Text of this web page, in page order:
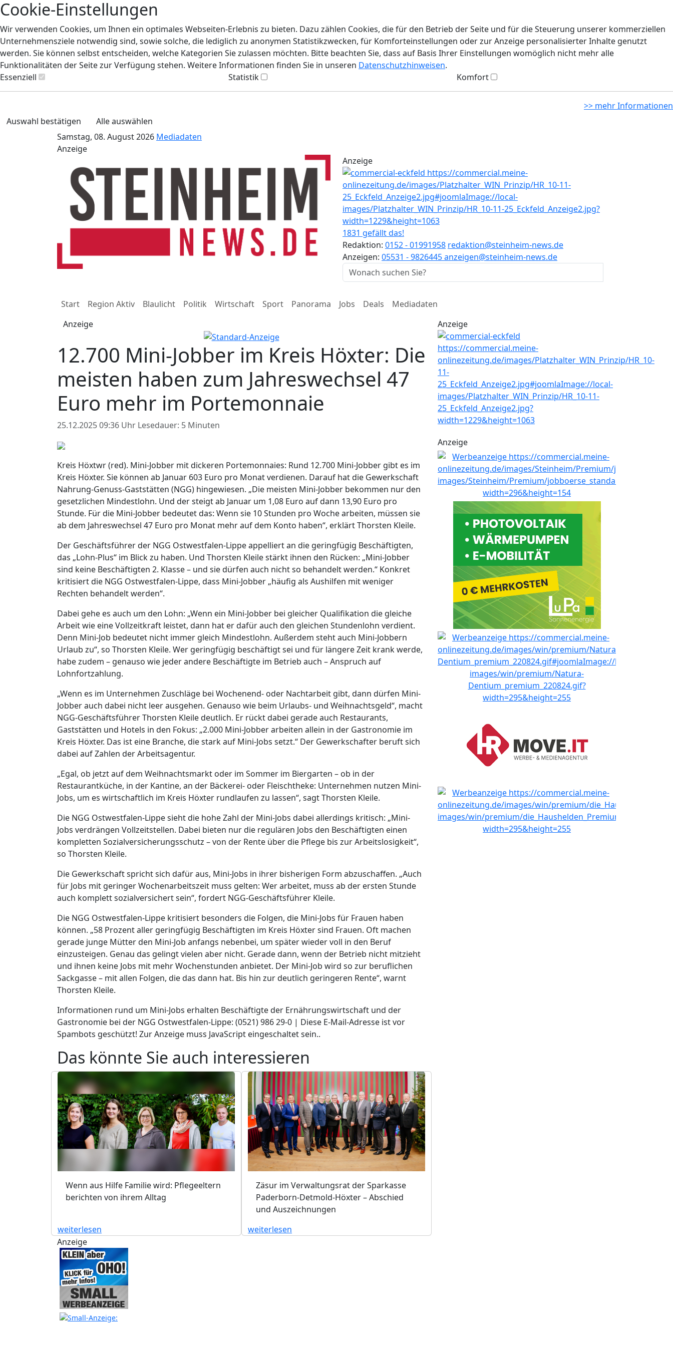
Cookie-Einstellungen
Wir verwenden Cookies, um Ihnen ein optimales Webseiten-Erlebnis zu bieten. Dazu zählen Cookies, die für den Betrieb der Seite und für die Steuerung unserer kommerziellen
Unternehmensziele notwendig sind, sowie solche, die lediglich zu anonymen Statistikzwecken, für Komforteinstellungen oder zur Anzeige personalisierter Inhalte genutzt
werden. Sie können selbst entscheiden, welche Kategorien Sie zulassen möchten. Bitte beachten Sie, dass auf Basis Ihrer Einstellungen womöglich nicht mehr alle
Funktionalitäten der Seite zur Verfügung stehen. Weitere Informationen finden Sie in unseren Datenschutzhinweisen.
Essenziell
Statistik Komfort
>> mehr Informationen
Auswahl bestätigen
Alle auswählen
Samstag, 08. August 2026 Mediadaten
Anzeige
Anzeige
1831 gefällt das!
Redaktion: 0152 - 01991958 redaktion@steinheim-news.de
Anzeigen: 05531 - 9826445anzeigen@steinheim-news.de
Start Region Aktiv Blaulicht Politik Wirtschaft Sport Panorama Jobs Deals
Mediadaten
Anzeige
12.700 Mini-Jobber im Kreis Höxter: Die
meisten haben zum Jahreswechsel 47
Euro mehr im Portemonnaie
25.12.2025 09:36 Uhr Lesedauer: 5 Minuten
Kreis Höxtwr (red). Mini-Jobber mit dickeren Portemonnaies: Rund 12.700 Mini-Jobber gibt es im
Kreis Höxter. Sie können ab Januar 603 Euro pro Monat verdienen. Darauf hat die Gewerkschaft
Nahrung-Genuss-Gaststätten (NGG) hingewiesen. „Die meisten Mini-Jobber bekommen nur den
gesetzlichen Mindestlohn. Und der steigt ab Januar um 1,08 Euro auf dann 13,90 Euro pro
Stunde. Für die Mini-Jobber bedeutet das: Wenn sie 10 Stunden pro Woche arbeiten, müssen sie
ab dem Jahreswechsel 47 Euro pro Monat mehr auf dem Konto haben“, erklärt Thorsten Kleile.
Der Geschäftsführer der NGG Ostwestfalen-Lippe appelliert an die geringfügig Beschäftigten,
das „Lohn-Plus“ im Blick zu haben. Und Thorsten Kleile stärkt ihnen den Rücken: „Mini-Jobber
sind keine Beschäftigten 2. Klasse – und sie dürfen auch nicht so behandelt werden.“ Konkret
kritisiert die NGG Ostwestfalen-Lippe, dass Mini-Jobber „häufig als Aushilfen mit weniger
Rechten behandelt werden“.
Dabei gehe es auch um den Lohn: „Wenn ein Mini-Jobber bei gleicher Qualifikation die gleiche
Arbeit wie eine Vollzeitkraft leistet, dann hat er dafür auch den gleichen Stundenlohn verdient.
Denn Mini-Job bedeutet nicht immer gleich Mindestlohn. Außerdem steht auch Mini-Jobbern
Urlaub zu“, so Thorsten Kleile. Wer geringfügig beschäftigt sei und für längere Zeit krank werde,
habe zudem – genauso wie jeder andere Beschäftigte im Betrieb auch – Anspruch auf
Lohnfortzahlung.
„Wenn es im Unternehmen Zuschläge bei Wochenend- oder Nachtarbeit gibt, dann dürfen Mini-
Jobber auch dabei nicht leer ausgehen. Genauso wie beim Urlaubs- und Weihnachtsgeld“, macht
NGG-Geschäftsführer Thorsten Kleile deutlich. Er rückt dabei gerade auch Restaurants,
Gaststätten und Hotels in den Fokus: „2.000 Mini-Jobber arbeiten allein in der Gastronomie im
Kreis Höxter. Das ist eine Branche, die stark auf Mini-Jobs setzt.“ Der Gewerkschafter beruft sich
dabei auf Zahlen der Arbeitsagentur.
„Egal, ob jetzt auf dem Weihnachtsmarkt oder im Sommer im Biergarten – ob in der
Restaurantküche, in der Kantine, an der Bäckerei- oder Fleischtheke: Unternehmen nutzen Mini-
Jobs, um es wirtschaftlich im Kreis Höxter rundlaufen zu lassen“, sagt Thorsten Kleile.
Die NGG Ostwestfalen-Lippe sieht die hohe Zahl der Mini-Jobs dabei allerdings kritisch: „Mini-
Jobs verdrängen Vollzeitstellen. Dabei bieten nur die regulären Jobs den Beschäftigten einen
kompletten Sozialversicherungsschutz – von der Rente über die Pflege bis zur Arbeitslosigkeit“,
so Thorsten Kleile.
Die Gewerkschaft spricht sich dafür aus, Mini-Jobs in ihrer bisherigen Form abzuschaffen. „Auch
für Jobs mit geringer Wochenarbeitszeit muss gelten: Wer arbeitet, muss ab der ersten Stunde
auch komplett sozialversichert sein“, fordert NGG-Geschäftsführer Kleile.
Die NGG Ostwestfalen-Lippe kritisiert besonders die Folgen, die Mini-Jobs für Frauen haben
können. „58 Prozent aller geringfügig Beschäftigten im Kreis Höxter sind Frauen. Oft machen
gerade junge Mütter den Mini-Job anfangs nebenbei, um später wieder voll in den Beruf
einzusteigen. Genau das gelingt vielen aber nicht. Gerade dann, wenn der Betrieb nicht mitzieht
und ihnen keine Jobs mit mehr Wochenstunden anbietet. Der Mini-Job wird so zur beruflichen
Sackgasse – mit allen Folgen, die das dann hat. Bis hin zur deutlich geringeren Rente“, warnt
Thorsten Kleile.
Informationen rund um Mini-Jobs erhalten Beschäftigte der Ernährungswirtschaft und der
Gastronomie bei der NGG Ostwestfalen-Lippe: (0521) 986 29-0 | Diese E-Mail-Adresse ist vor
Spambots geschützt! Zur Anzeige muss JavaScript eingeschaltet sein..
Das könnte Sie auch interessieren
Wenn aus Hilfe Familie wird: Pflegeeltern
berichten von ihrem Alltag
weiterlesen
Zäsur im Verwaltungsrat der Sparkasse
Paderborn-Detmold-Höxter – Abschied
und Auszeichnungen
weiterlesen
Anzeige
Anzeige
Anzeige